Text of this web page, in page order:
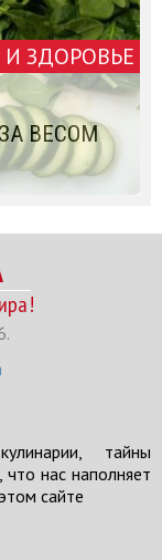
И ЗДОРОВЬЕ
ВЕСОМ
тайны
нас наполняет
сайте